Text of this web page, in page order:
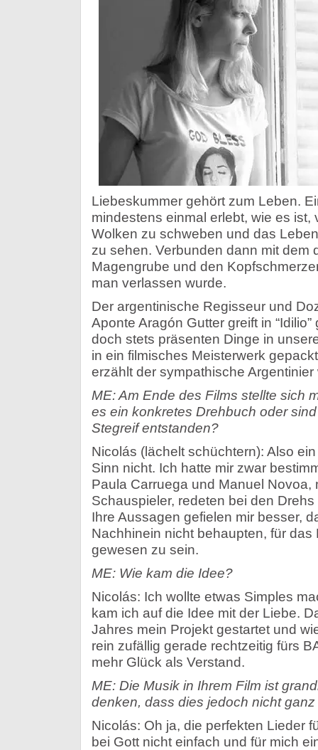
Liebeskummer gehört zum Leben.
mindestens einmal erlebt, wie es ist,
Wolken zu schweben und das
zu sehen. Verbunden dann mit dem
Magengrube und den
man verlassen wurde.
Der argentinische Regisseur und
Aponte Aragón Gutter greift in
doch stets präsenten Dinge in
in ein filmisches Meisterwerk
erzählt der sympathische Argentinier
ME: Am Ende des Films stellte sich
es ein konkretes Drehbuch oder
Stegreif entstanden?
Nicolás (lächelt schüchtern): Also
Sinn nicht. Ich hatte mir zwar
Paula Carruega und Manuel Novoa,
Schauspieler, redeten bei den
Ihre Aussagen gefielen mir besser,
Nachhinein nicht behaupten, für
gewesen zu sein.
ME: Wie kam die Idee?
Nicolás: Ich wollte etwas Simples
kam ich auf die Idee mit der Liebe.
Jahres mein Projekt gestartet und
rein zufällig gerade rechtzeitig fürs
mehr Glück als Verstand.
ME: Die Musik in Ihrem Film ist
denken, dass dies jedoch nicht
Nicolás: Oh ja, die perfekten Lieder
bei Gott nicht einfach und für mich